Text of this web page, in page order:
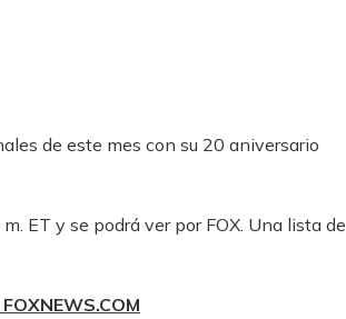
de este mes con su 20 aniversario
ET y se podrá ver por FOX. Una lista de